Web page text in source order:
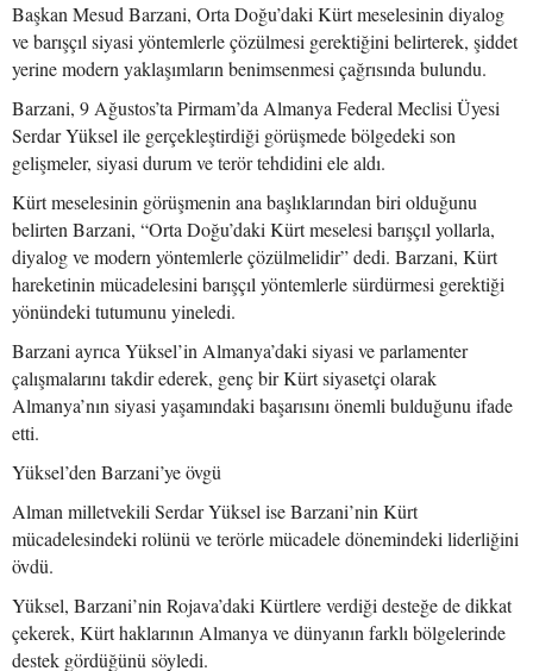
Başkan Mesud Barzani, Orta Doğu’daki Kürt meselesinin diyalog
ve barışçıl siyasi yöntemlerle çözülmesi gerektiğini belirterek, şiddet
yerine modern yaklaşımların benimsenmesi çağrısında bulundu.
Barzani, 9 Ağustos’ta Pirmam’da Almanya Federal Meclisi Üyesi
Serdar Yüksel ile gerçekleştirdiği görüşmede bölgedeki son
gelişmeler, siyasi durum ve terör tehdidini ele aldı.
Kürt meselesinin görüşmenin ana başlıklarından biri olduğunu
belirten Barzani, “Orta Doğu’daki Kürt meselesi barışçıl yollarla,
diyalog ve modern yöntemlerle çözülmelidir” dedi. Barzani, Kürt
hareketinin mücadelesini barışçıl yöntemlerle sürdürmesi gerektiği
yönündeki tutumunu yineledi.
Barzani ayrıca Yüksel’in Almanya’daki siyasi ve parlamenter
çalışmalarını takdir ederek, genç bir Kürt siyasetçi olarak
Almanya’nın siyasi yaşamındaki başarısını önemli bulduğunu ifade
etti.
Yüksel’den Barzani’ye övgü
Alman milletvekili Serdar Yüksel ise Barzani’nin Kürt
mücadelesindeki rolünü ve terörle mücadele dönemindeki liderliğini
övdü.
Yüksel, Barzani’nin Rojava’daki Kürtlere verdiği desteğe de dikkat
çekerek, Kürt haklarının Almanya ve dünyanın farklı bölgelerinde
destek gördüğünü söyledi.